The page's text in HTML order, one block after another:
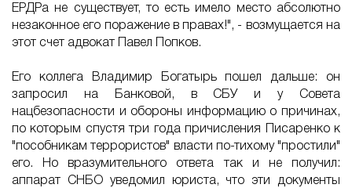
ЕРДРа не существует, то есть имело место абсолютно
незаконное его поражение в правах!", - возмущается на
этот счет адвокат Павел Попков.
Его коллега Владимир Богатырь пошел дальше: он
запросил на Банковой, в СБУ и у Совета
нацбезопасности и обороны информацию о причинах,
по которым спустя три года причисления Писаренко к
"пособникам террористов" власти по-тихому "простили"
его. Но вразумительного ответа так и не получил:
аппарат СНБО уведомил юриста, что эти документы